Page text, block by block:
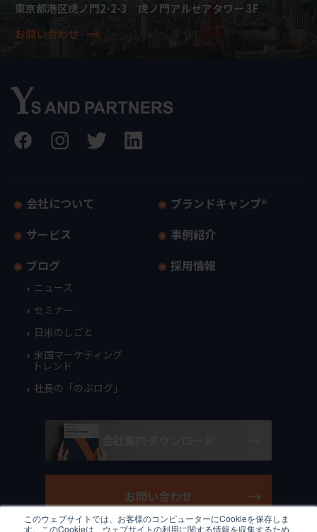
このウェブサイトでは、お客様のコンピューターにCookieを保存しま
す。このCookieは、ウェブサイトの利用に関する情報を収集するため
東京都港区虎ノ門2-2-3 虎ノ門アルセアタワー 3F
お問い合わせ
会社について
サービス
ブログ
ニュース
セミナー
日米のしごと
米国マーケティング
トレンド
社長の「のぶログ」
ブランドキャンプ®
事例紹介
採用情報
お問い合わせ